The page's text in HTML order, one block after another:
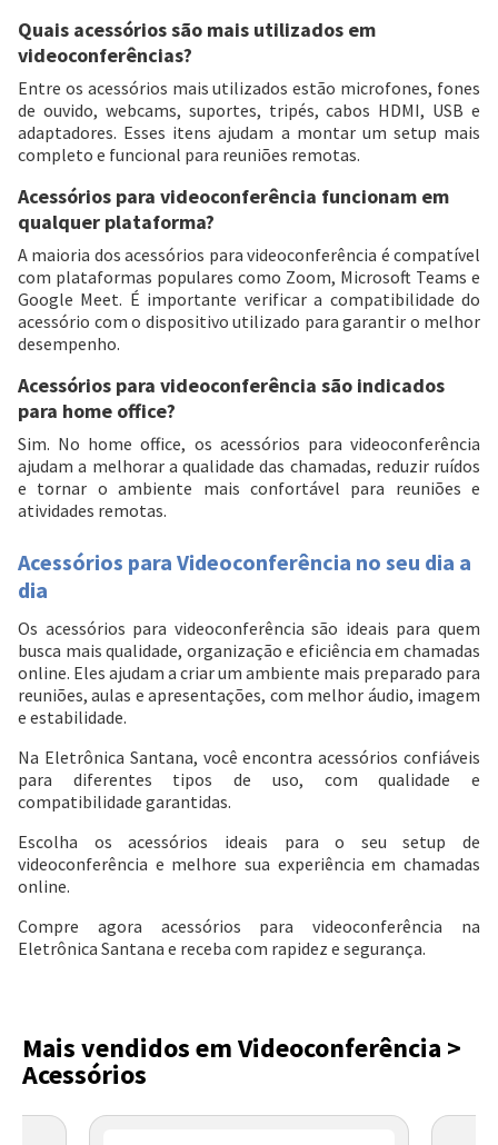
Quais acessórios são mais utilizados em
videoconferências?
Entre os acessórios mais utilizados estão microfones, fones
de ouvido, webcams, suportes, tripés, cabos HDMI, USB e
adaptadores. Esses itens ajudam a montar um setup mais
completo e funcional para reuniões remotas.
Acessórios para videoconferência funcionam em
qualquer plataforma?
A maioria dos acessórios para videoconferência é compatível
com plataformas populares como Zoom, Microsoft Teams e
Google Meet. É importante verificar a compatibilidade do
acessório com o dispositivo utilizado para garantir o melhor
desempenho.
Acessórios para videoconferência são indicados
para home office?
Sim. No home office, os acessórios para videoconferência
ajudam a melhorar a qualidade das chamadas, reduzir ruídos
e tornar o ambiente mais confortável para reuniões e
atividades remotas.
Acessórios para Videoconferência no seu dia a
dia
Os acessórios para videoconferência são ideais para quem
busca mais qualidade, organização e eficiência em chamadas
online. Eles ajudam a criar um ambiente mais preparado para
reuniões, aulas e apresentações, com melhor áudio, imagem
e estabilidade.
Na Eletrônica Santana, você encontra acessórios confiáveis
para diferentes tipos de uso, com qualidade e
compatibilidade garantidas.
Escolha os acessórios ideais para o seu setup de
videoconferência e melhore sua experiência em chamadas
online.
Compre agora acessórios para videoconferência na
Eletrônica Santana e receba com rapidez e segurança.
Mais vendidos em Videoconferência >
Acessórios